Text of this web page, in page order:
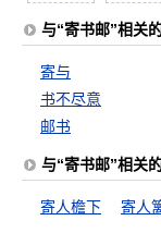
与“寄书邮”相关
寄与
书不尽意
邮书
与“寄书邮”相关
寄人檐下 寄人